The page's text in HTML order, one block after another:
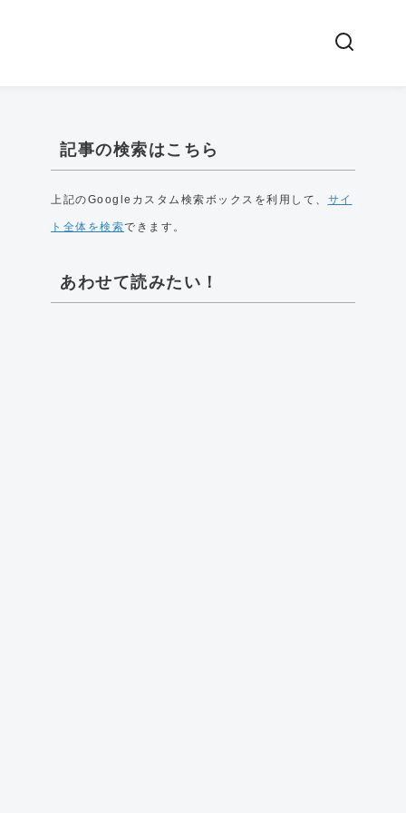
記事の検索はこちら
上記のGoogleカスタム検索ボックスを利用して、 サイ
ト全体を検索できます。
あわせて読みたい！